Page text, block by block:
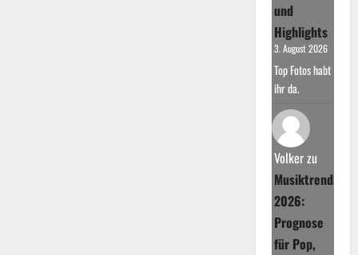
und
Highlights
3. August 2026
Top Fotos habt
ihr da.
Volkerzu
Musiktrends
2026:
Prognose
für Pop,